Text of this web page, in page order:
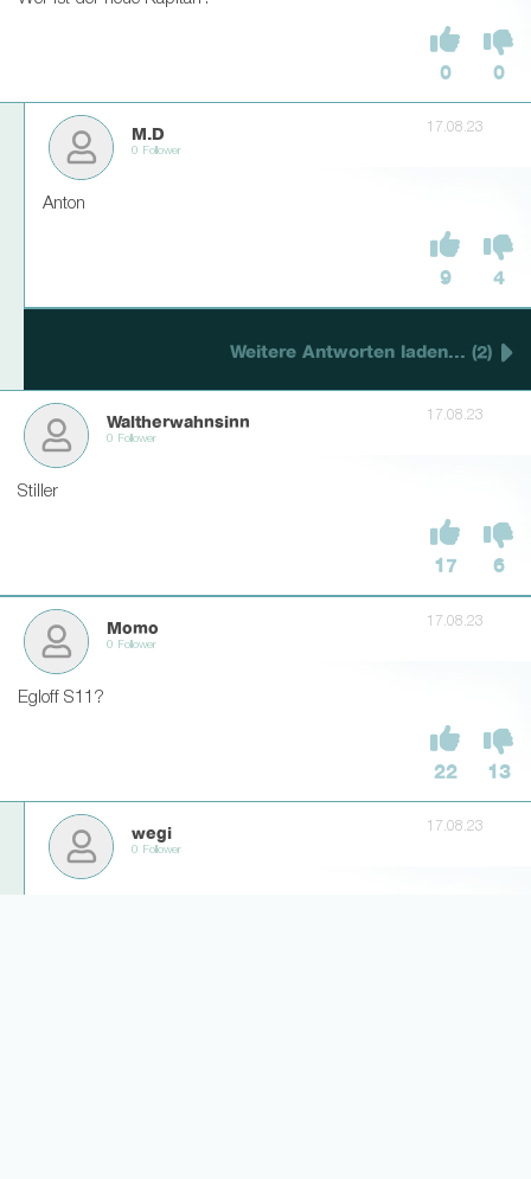
0 0
M.D
0 Follower
17.08.23
Anton
9 4
Weitere Antworten laden... (2)
Waltherwahnsinn
0 Follower
17.08.23
Stiller
17 6
Momo
0 Follower
17.08.23
Egloff S11?
22 13
wegi
0 Follower
17.08.23